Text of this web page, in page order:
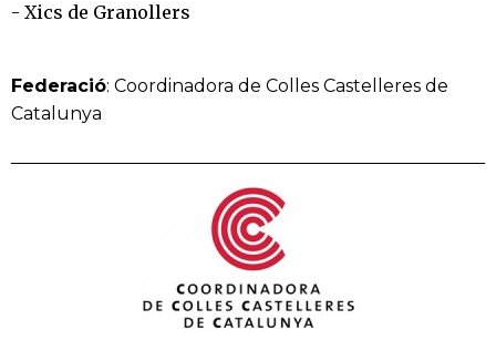
- Xics de Granollers
Federació: Coordinadora de Colles Castelleres de
Catalunya